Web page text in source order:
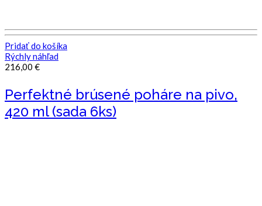
Pridať do košíka
Rýchly náhľad
216,00 €
Perfektné brúsené poháre na pivo,
420 ml (sada 6ks)